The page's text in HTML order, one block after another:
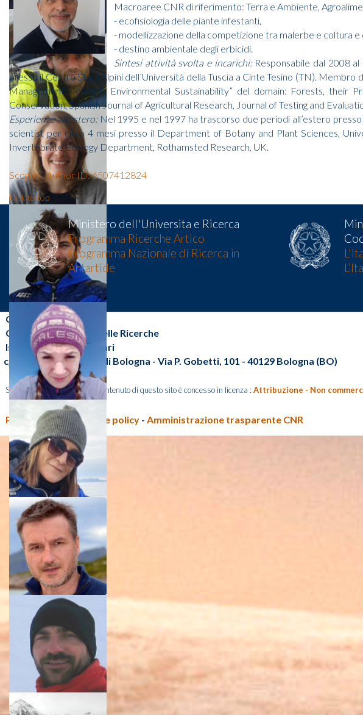
Macroaree CNR di riferimento: Terra e Ambiente,
- ecofisiologia delle piante infestanti,
- modellizzazione della competizione tra malerbe e coltura
- destino ambientale degli erbicidi.
Sintesi attività svolta e incarichi:Responsabile dal 2008 al
presso il Centro Studi Alpini dell’Università della Tuscia a Cinte Tesino (TN).
Management: Towards Environmental Sustainability” del domain: Forests,
Conservation, Spanish Journal of Agricultural Research, Journal of Testing and
Esperienze all’estero:Nel 1995 e nel 1997 ha trascorso due periodi all’estero
scientist per circa 4 mesi presso il Department of Botany and Plant Sciences,
Invertebrate Ecology Department, Rothamsted Research, UK.
Scopus - Author ID: 6507412824
back to top
Ministero dell'Universita e Ricerca
Programma Ricerche Artico
Programma Nazionale di Ricerca in
Antartide
CNR-ISP
Consiglio Nazionale delle Ricerche
Istituto di Scienze Polari
c/o Area della Ricerca di Bologna - Via P. Gobetti, 101 - 40129 Bologna (BO)
Salvo diversa indicazione, il contenuto di questo sito è concesso in licenza : Attribuzione - Non
Privacy policy e Cookie policy - Amministrazione trasparente CNR